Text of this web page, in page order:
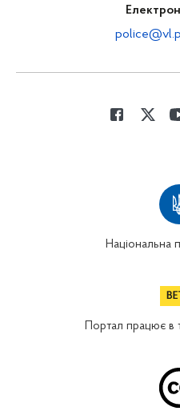
Національна
Портал працює в